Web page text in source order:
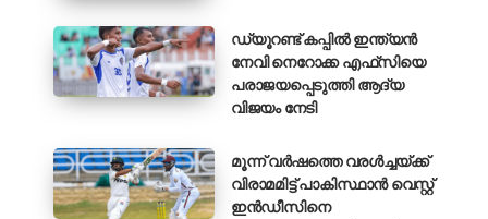
ഡ്യൂറണ്ട് കപ്പിൽ ഇന്ത്യൻ
നേവി നെറോക്ക എഫ്‌സിയെ
പരാജയപ്പെടുത്തി ആദ്യ
വിജയം നേടി
മൂന്ന് വർഷത്തെ വരൾച്ചയ്ക്ക്
വിരാമമിട്ട് പാകിസ്ഥാൻ വെസ്റ്റ്
ഇൻഡീസിനെ